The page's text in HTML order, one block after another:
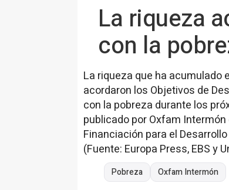
La riqueza
con la
La riqueza que ha acumulado
acordaron los Objetivos de
con la pobreza durante los
publicado por Oxfam
Financiación para el
(Fuente: Europa Press, EBS y
Pobreza Oxfam Intermón